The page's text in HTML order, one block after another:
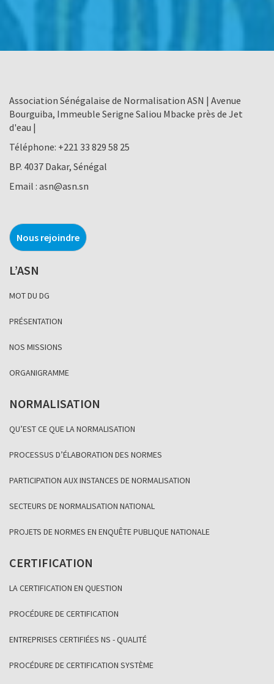
Association Sénégalaise de Normalisation ASN | Avenue
Bourguiba, Immeuble Serigne Saliou Mbacke près de Jet
d'eau |
Téléphone: +221 33 829 58 25
BP. 4037 Dakar, Sénégal
Email : asn@asn.sn
Nous rejoindre
L’ASN
MOT DU DG
PRÉSENTATION
NOS MISSIONS
ORGANIGRAMME
NORMALISATION
QU’EST CE QUE LA NORMALISATION
PROCESSUS D’ÉLABORATION DES NORMES
PARTICIPATION AUX INSTANCES DE NORMALISATION
SECTEURS DE NORMALISATION NATIONAL
PROJETS DE NORMES EN ENQUÊTE PUBLIQUE NATIONALE
CERTIFICATION
LA CERTIFICATION EN QUESTION
PROCÉDURE DE CERTIFICATION
ENTREPRISES CERTIFIÉES NS - QUALITÉ
PROCÉDURE DE CERTIFICATION SYSTÈME